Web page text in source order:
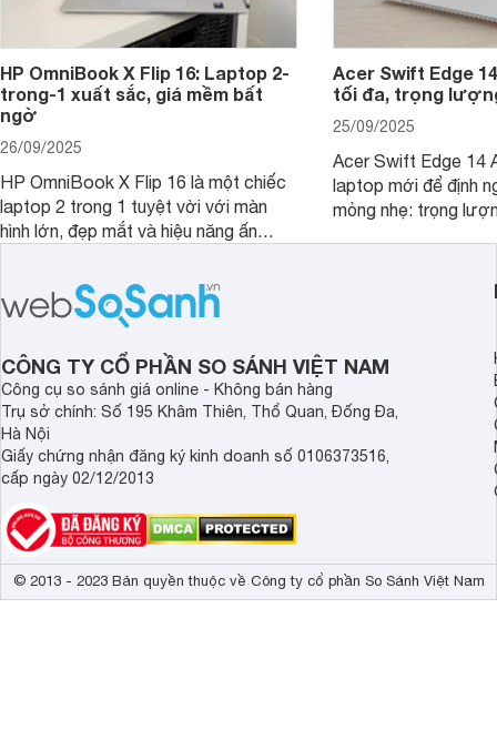
HP OmniBook X Flip 16: Laptop 2-
trong-1 xuất sắc, giá mềm bất
ngờ
26/09/2025
HP OmniBook X Flip 16 là một chiếc
laptop 2 trong 1 tuyệt vời với màn
hình lớn, đẹp mắt và hiệu năng ấn
mức giá vô cùng hấp dẫn, biến nó trở
thành một lựa chọn “đáng đồng tiền
bát gạo” trên thị trường.
Acer Swift Edge
tối đa, trọng
25/09/2025
Acer Swift Edge 14
laptop mới để định
mỏng nhẹ: trọng
năng AI hàng đầu,
CÔNG TY CỔ PHẦN SO SÁNH VIỆT NAM
Công cụ so sánh giá online - Không bán hàng
Trụ sở chính: Số 195 Khâm Thiên, Thổ Quan, Đống Đa,
Hà Nội
Giấy chứng nhận đăng ký kinh doanh số 0106373516,
cấp ngày 02/12/2013
© 2013 - 2023 Bản quyền thuộc về Công ty cổ phần So Sánh Việt Nam